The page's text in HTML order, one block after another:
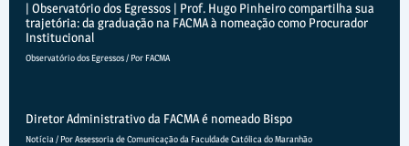
| Observatório dos Egressos | Prof. Hugo Pinheiro compartilha sua
trajetória: da graduação na FACMA à nomeação como Procurador
Institucional
Observatório dos Egressos/ Por FACMA
Diretor Administrativo da FACMA é nomeado Bispo
Notícia / PorAssessoria de Comunicação da Faculdade Católica do Maranhão